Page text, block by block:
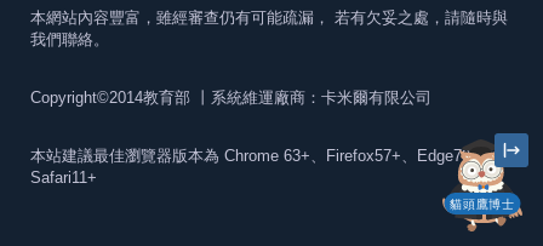
貓頭鷹博士
本網站內容豐富，雖經審查仍有可能疏漏， 若有欠妥之處，請隨時與
我們聯絡。
Copyright©2014教育部 丨系統維運廠商：卡米爾有限公司
本站建議最佳瀏覽器版本為 Chrome 63+、Firefox57+、Edge79+及
Safari11+